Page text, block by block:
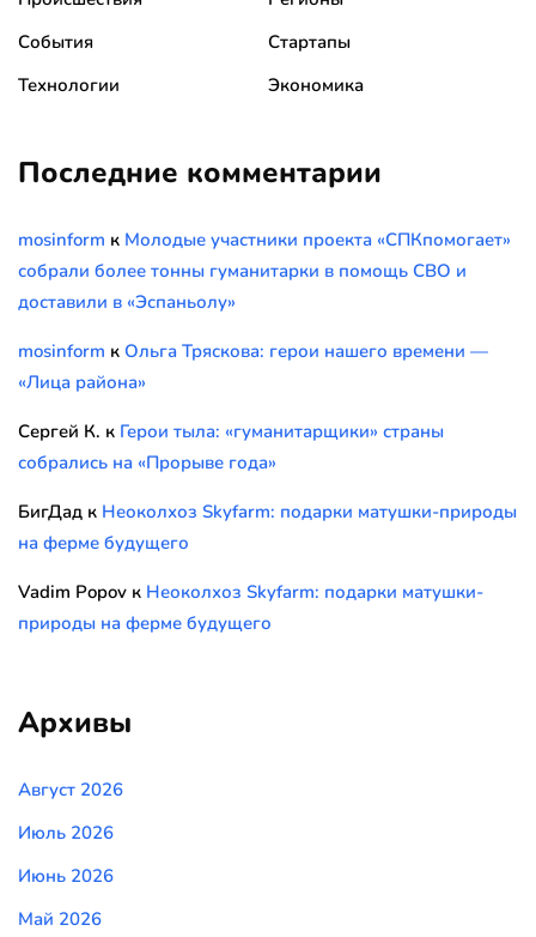
События
Стартапы
Технологии
Экономика
Последние комментарии
mosinform к Молодые участники проекта «СПКпомогает»
собрали более тонны гуманитарки в помощь СВО и
доставили в «Эспаньолу»
mosinform к Ольга Тряскова: герои нашего времени —
«Лица района»
Сергей К. к Герои тыла: «гуманитарщики» страны
собрались на «Прорыве года»
БигДад к Неоколхоз Skyfarm: подарки матушки-природы
на ферме будущего
Vadim Popov к Неоколхоз Skyfarm: подарки матушки-
природы на ферме будущего
Архивы
Август 2026
Июль 2026
Июнь 2026
Май 2026